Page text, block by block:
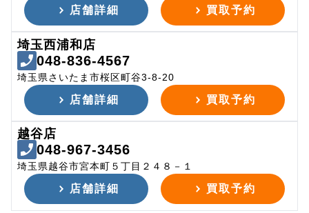
店舗詳細 買取予約
埼玉西浦和店
048-836-4567
埼玉県さいたま市桜区町谷3-8-20
店舗詳細 買取予約
越谷店
048-967-3456
埼玉県越谷市宮本町５丁目２４８－１
店舗詳細 買取予約